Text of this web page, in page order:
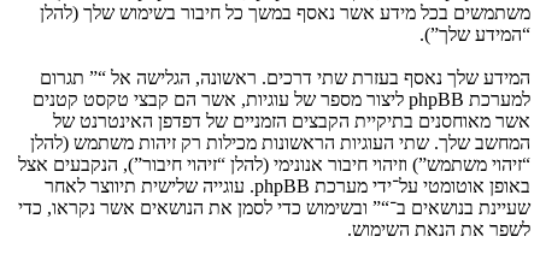
משתמשים בכל מידע אשר נאסף במשך כל חיבור בשימוש שלך (להלן
“המידע שלך”).
המידע שלך נאסף בעזרת שתי דרכים. ראשונה, הגלישה אל “” תגרום
למערכת phpBB ליצור מספר של עוגיות, אשר הם קבצי טקסט קטנים
אשר מאוחסנים בתיקיית הקבצים הזמניים של דפדפן האינטרנט של
המחשב שלך. שתי העוגיות הראשונות מכילות רק זיהות משתמש (להלן
“זיהוי משתמש”) וזיהוי חיבור אנונימי (להלן “זיהוי חיבור”), הנקבעים אצל
באופן אוטומטי על־ידי מערכת phpBB. עוגייה שלישית תיווצר לאחר
שעיינת בנושאים ב־“” ובשימוש כדי לסמן את הנושאים אשר נקראו, כדי
לשפר את הנאת השימוש.